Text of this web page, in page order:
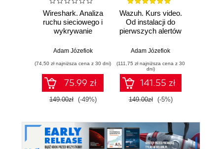
Wireshark. Analiza
ruchu sieciowego i
wykrywanie
Adam Józefiok
(74,50 zł najniższa cena z 30 dni)
75.99 zł
149.00zł (-49%)
Wazuh. Kurs video.
Od instalacji do
pierwszych alertów
Adam Józefiok
(111,75 zł najniższa cena z 30
dni)
141.55 zł
149.00zł (-5%)